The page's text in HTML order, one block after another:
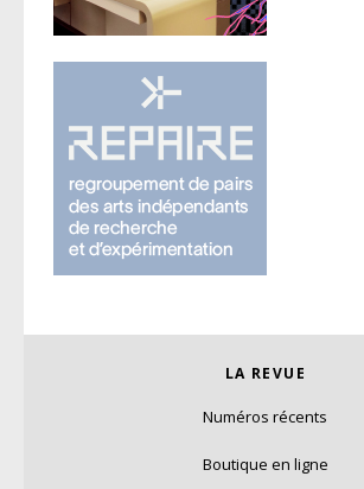
LA REVUE
Numéros récents
Boutique en ligne